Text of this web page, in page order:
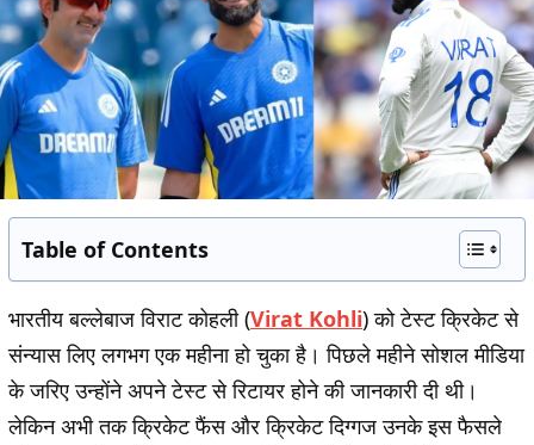
Table of Contents
भारतीय बल्लेबाज विराट कोहली (Virat Kohli) को टेस्ट क्रिकेट से
संन्यास लिए लगभग एक महीना हो चुका है। पिछले महीने सोशल मीडिया
के जरिए उन्होंने अपने टेस्ट से रिटायर होने की जानकारी दी थी।
लेकिन अभी तक क्रिकेट फैंस और क्रिकेट दिग्गज उनके इस फैसले